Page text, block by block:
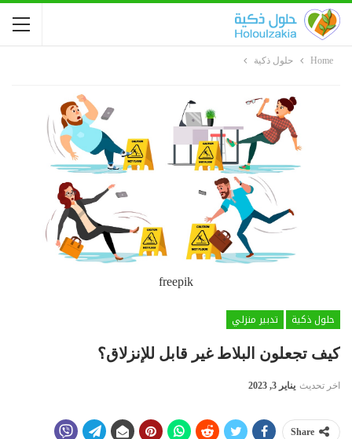
Home حلول ذكية
freepik
حلول ذكية
تدبير منزلي
كيف تجعلون البلاط غير قابل للإنزلاق؟
اخر تحديث يناير 3, 2023
Share